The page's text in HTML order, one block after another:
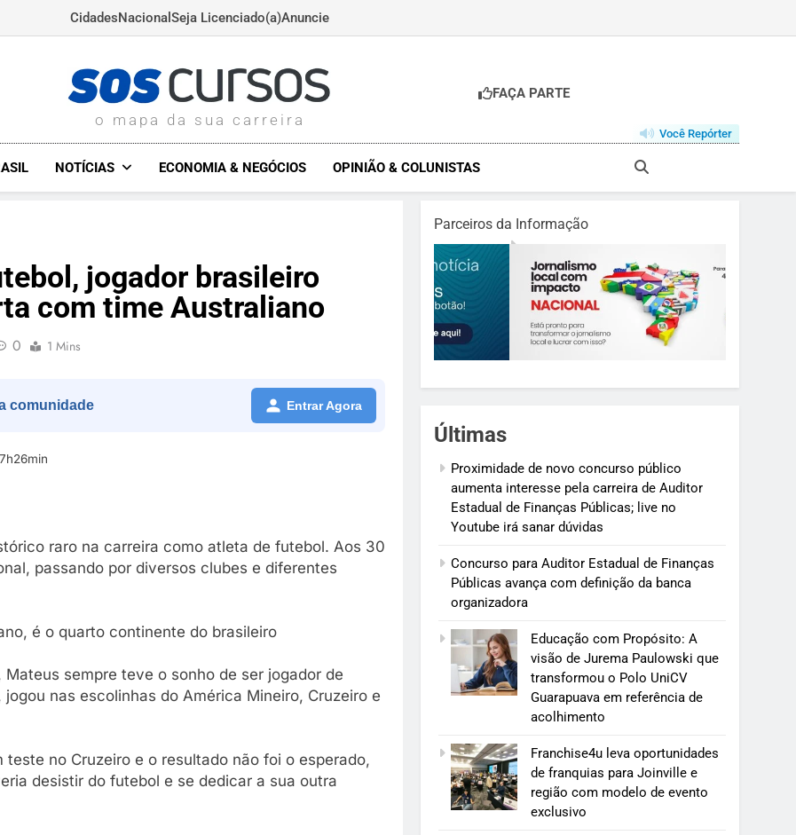
CidadesNacional Seja Licenciado(a)Anuncie
SOSCURSOS.COM.BR
o mapa da sua carreira
FAÇA PARTE
Você Repórter
NOTÍCIAS ECONOMIA & NEGÓCIOS OPINIÃO & COLUNISTAS
jogador brasileiro
com time Australiano
0 1 Mins
comunidade Entrar Agora
raro na carreira como atleta de futebol. Aos 30
passando por diversos clubes e diferentes
é o quarto continente do brasileiro
sempre teve o sonho de ser jogador de
nas escolinhas do América Mineiro, Cruzeiro e
no Cruzeiro e o resultado não foi o esperado,
desistir do futebol e se dedicar a sua outra
Parceiros da Informação
Últimas
Proximidade de novo concurso público
aumenta interesse pela carreira de Auditor
Estadual de Finanças Públicas; live no
Youtube irá sanar dúvidas
Concurso para Auditor Estadual de Finanças
Públicas avança com definição da banca
organizadora
Educação com Propósito: A
visão de Jurema Paulowski que
transformou o Polo UniCV
Guarapuava em referência de
acolhimento
Franchise4u leva oportunidades
de franquias para Joinville e
região com modelo de evento
exclusivo